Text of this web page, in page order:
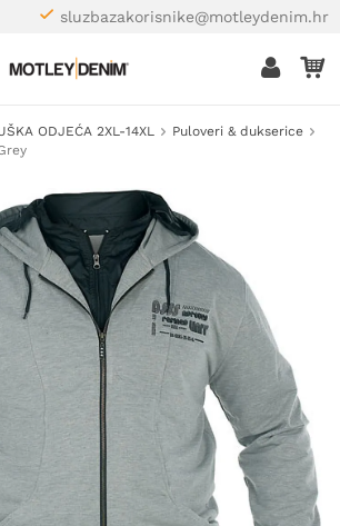
sluzbazakorisnike@motleydenim.hr
ODJEĆA 2XL-14XL
Puloveri & dukserice